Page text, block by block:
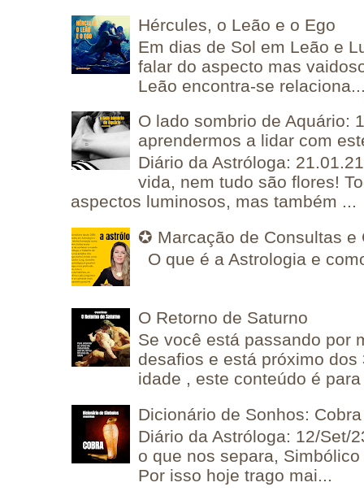
Hércules, o Leão e o Ego
Em dias de Sol em Leão e
falar do aspecto mas
Leão encontra-se
O lado sombrio de Aquário:
aprendermos a lidar com
Diário da Astróloga:
vida, nem tudo são flores!
aspectos luminosos, mas também ...
✪ Marcação de Consultas e
O que é a Astrologia e
O Retorno de Saturno
Se você está passando por
desafios e está próximo
idade , este conteúdo é
Dicionário de Sonhos: Cobra
Diário da Astróloga: 12/Set/
o que nos separa,
Por isso hoje trago mai...